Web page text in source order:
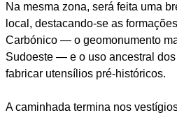
Na mesma zona, será feita uma
local, destacando-se as
Carbónico — o geomonumento
Sudoeste — e o uso ancestral
fabricar utensílios pré-históricos.
A caminhada termina nos